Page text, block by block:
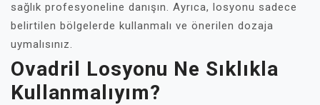
sağlık profesyoneline danışın. Ayrıca, losyonu sadece
belirtilen bölgelerde kullanmalı ve önerilen dozaja
uymalısınız.
Ovadril Losyonu Ne Sıklıkla
Kullanmalıyım?